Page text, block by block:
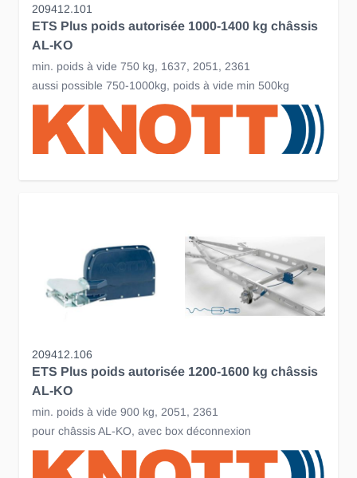
209412.101
ETS Plus poids autorisée 1000-1400 kg châssis
AL-KO
min. poids à vide 750 kg, 1637, 2051, 2361
aussi possible 750-1000kg, poids à vide min 500kg
209412.106
ETS Plus poids autorisée 1200-1600 kg châssis
AL-KO
min. poids à vide 900 kg, 2051, 2361
pour châssis AL-KO, avec box déconnexion